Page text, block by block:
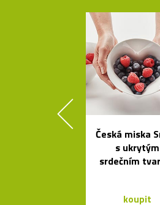
Česká miska
s ukrytým
srdečním
koupit